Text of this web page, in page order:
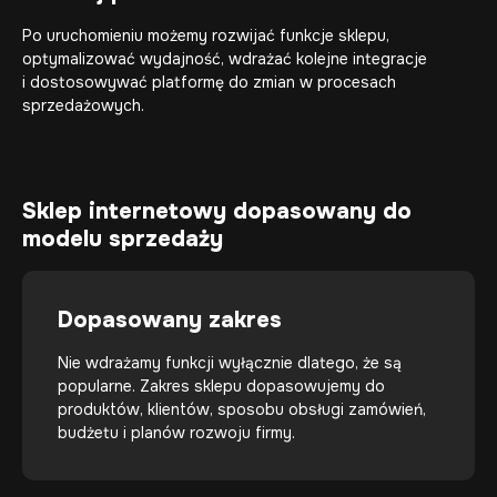
Po uruchomieniu możemy rozwijać funkcje sklepu,
optymalizować wydajność, wdrażać kolejne integracje
i dostosowywać platformę do zmian w procesach
sprzedażowych.
Sklep internetowy dopasowany do
modelu sprzedaży
Dopasowany zakres
Nie wdrażamy funkcji wyłącznie dlatego, że są
popularne. Zakres sklepu dopasowujemy do
produktów, klientów, sposobu obsługi zamówień,
budżetu i planów rozwoju firmy.